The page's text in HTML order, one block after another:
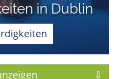
in Dublin